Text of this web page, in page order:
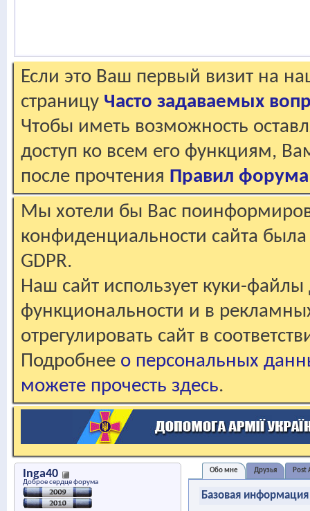
Если это Ваш первый визит на
страницу Часто задаваемых
Чтобы иметь возможность
доступ ко всем его функциям,
после прочтения Правил форума
Мы хотели бы Вас
конфиденциальности сайта
GDPR.
Наш сайт использует куки-файлы
функциональности и в
отрегулировать сайт в
Подробнее о персональных
можете прочесть здесь.
Inga40
Доброе сердце форума
Обо мне Друзья Post
Базовая информация